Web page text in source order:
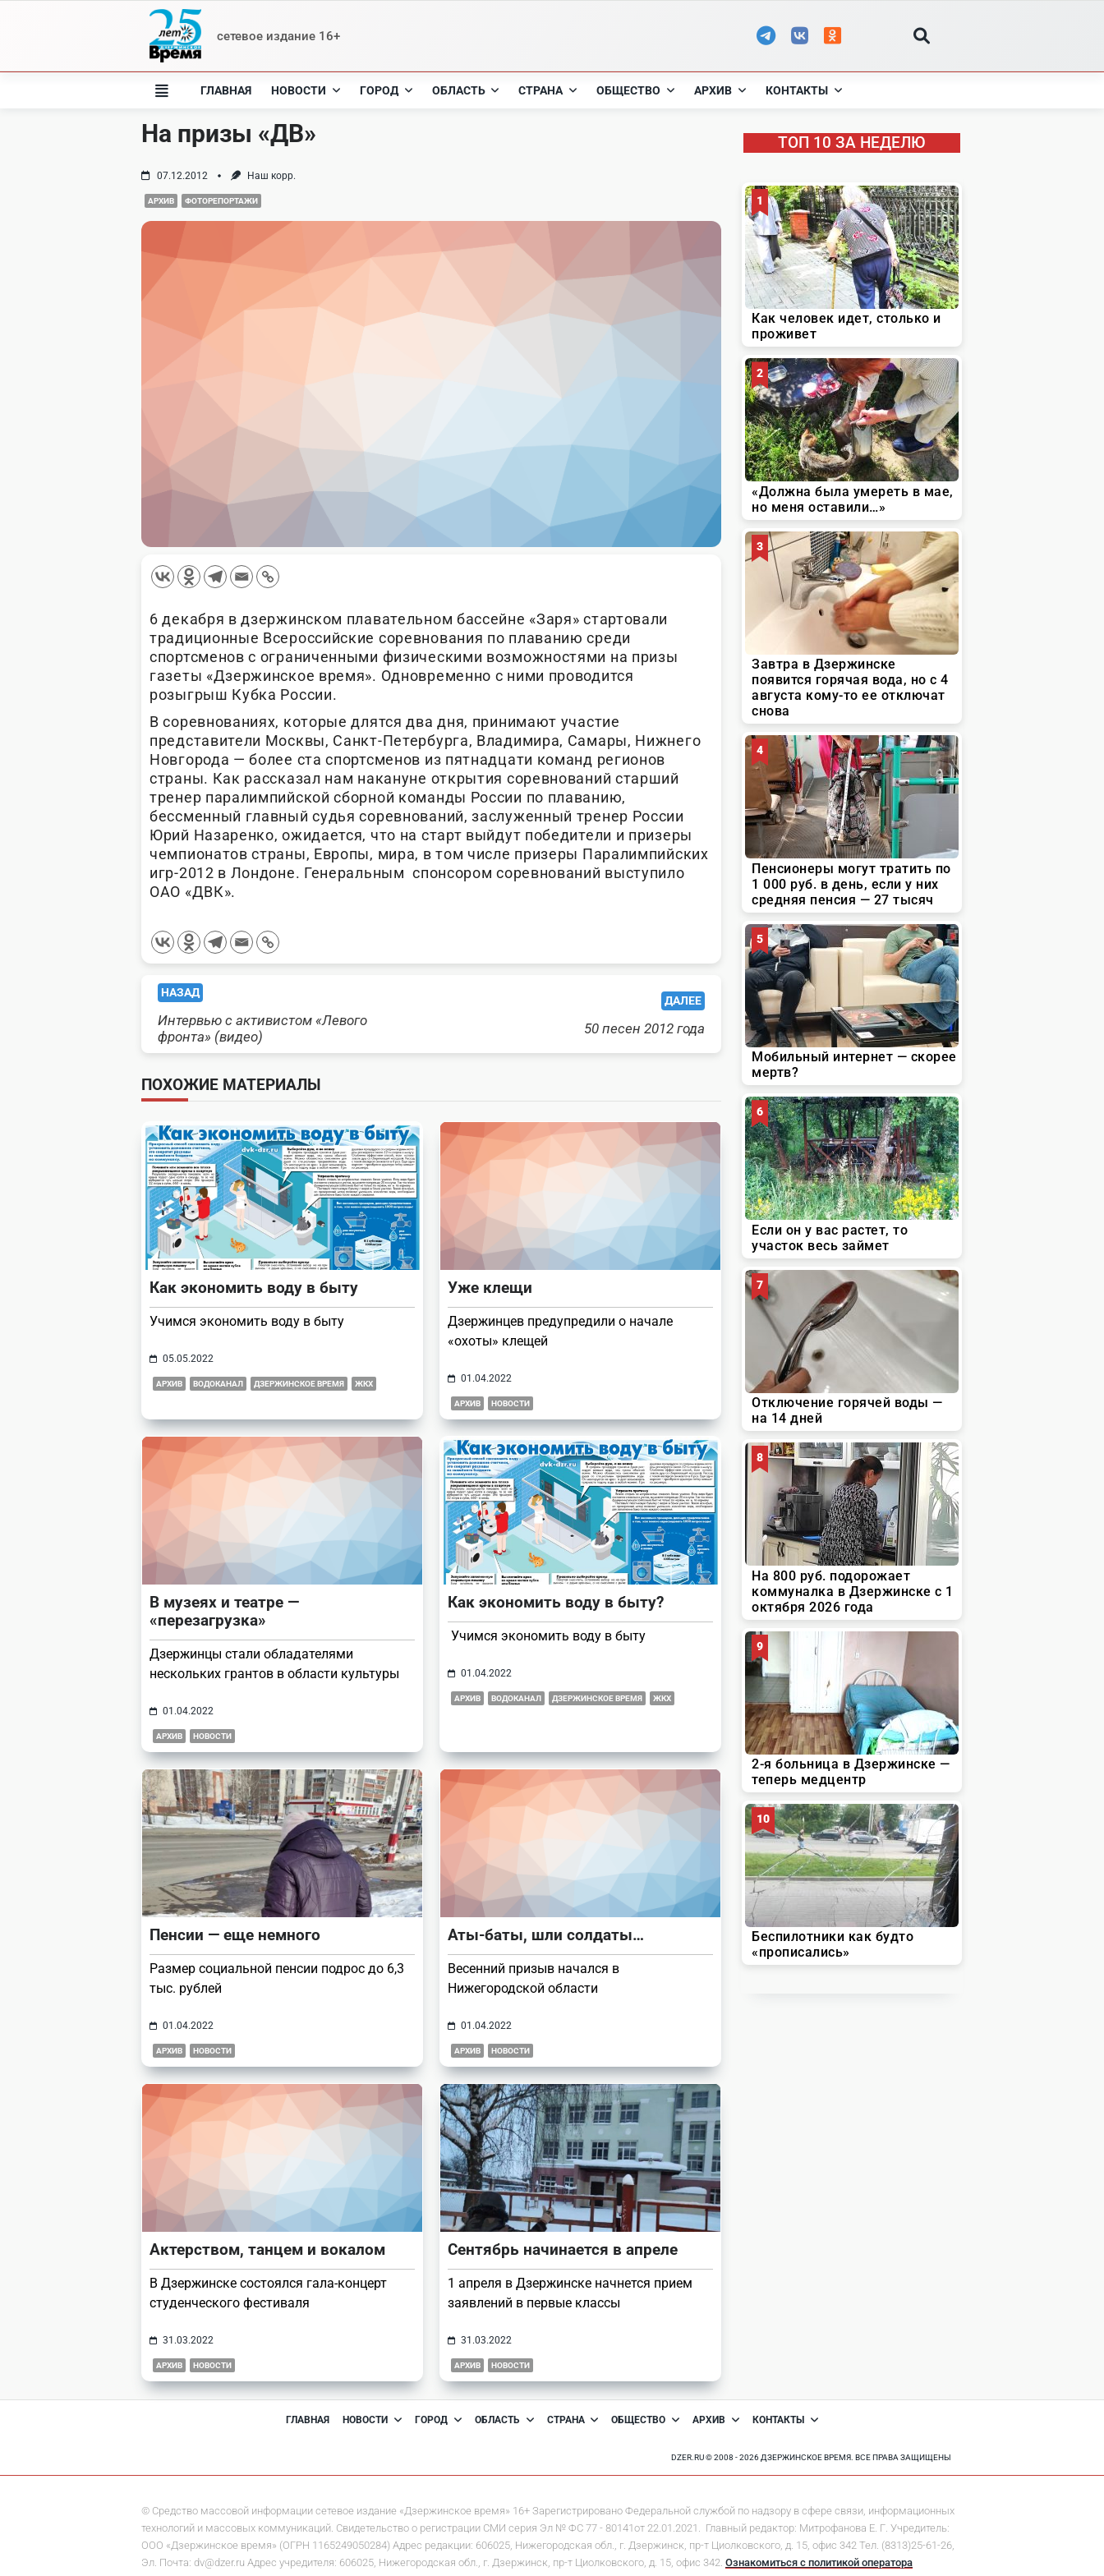
сетевое издание 16+
ГЛАВНАЯ НОВОСТИ ГОРОД ОБЛАСТЬ СТРАНА ОБЩЕСТВО АРХИВ КОНТАКТЫ
На призы «ДВ»
07.12.2012 Наш корр.
АРХИВ ФОТОРЕПОРТАЖИ
6 декабря в дзержинском плавательном бассейне «Заря» стартовали
традиционные Всероссийские соревнования по плаванию среди
спортсменов с ограниченными физическими возможностями на призы
газеты «Дзержинское время». Одновременно с ними проводится
розыгрыш Кубка России.
В соревнованиях, которые длятся два дня, принимают участие
представители Москвы, Санкт-Петербурга, Владимира, Самары, Нижнего
Новгорода — более ста спортсменов из пятнадцати команд регионов
страны. Как рассказал нам накануне открытия соревнований старший
тренер паралимпийской сборной команды России по плаванию,
бессменный главный судья соревнований, заслуженный тренер России
Юрий Назаренко, ожидается, что на старт выйдут победители и призеры
чемпионатов страны, Европы, мира, в том числе призеры Паралимпийских
игр-2012 в Лондоне. Генеральным спонсором соревнований выступило
ОАО «ДВК».
<span
class="nav-
screen-
reader-
text">Page</span>
НАЗАД
Интервью с активистом «Левого
фронта» (видео)
ДАЛЕЕ
50 песен 2012 года
ПОХОЖИЕ МАТЕРИАЛЫ
Как экономить воду в быту
Учимся экономить воду в быту
05.05.2022
АРХИВ ВОДОКАНАЛ ДЗЕРЖИНСКОЕ ВРЕМЯ ЖКХ
Уже клещи
Дзержинцев предупредили о начале
«охоты» клещей
01.04.2022
АРХИВ НОВОСТИ
В музеях и театре —
«перезагрузка»
Дзержинцы стали обладателями
нескольких грантов в области культуры
01.04.2022
АРХИВ НОВОСТИ
Как экономить воду в быту?
Учимся экономить воду в быту
01.04.2022
АРХИВ ВОДОКАНАЛ ДЗЕРЖИНСКОЕ ВРЕМЯ ЖКХ
Пенсии — еще немного
Размер социальной пенсии подрос до 6,3
тыс. рублей
01.04.2022
АРХИВ НОВОСТИ
Аты-баты, шли солдаты…
Весенний призыв начался в
Нижегородской области
01.04.2022
АРХИВ НОВОСТИ
Актерством, танцем и вокалом
В Дзержинске состоялся гала-концерт
студенческого фестиваля
31.03.2022
АРХИВ НОВОСТИ
Сентябрь начинается в апреле
1 апреля в Дзержинске начнется прием
заявлений в первые классы
31.03.2022
АРХИВ НОВОСТИ
ТОП 10 ЗА НЕДЕЛЮ
ГЛАВНАЯ НОВОСТИ ГОРОД ОБЛАСТЬ СТРАНА ОБЩЕСТВО АРХИВ КОНТАКТЫ
DZER.RU © 2008 - 2026 ДЗЕРЖИНСКОЕ ВРЕМЯ. ВСЕ ПРАВА ЗАЩИЩЕНЫ
© Средство массовой информации сетевое издание «Дзержинское время» 16+ Зарегистрировано Федеральной службой по надзору в сфере связи, информационных
технологий и массовых коммуникаций. Свидетельство о регистрации СМИ серия Эл № ФС 77 - 80141от 22.01.2021. Главный редактор: Митрофанова Е. Г. Учредитель:
ООО «Дзержинское время» (ОГРН 1165249050284) Адрес редакции: 606025, Нижегородская обл., г. Дзержинск, пр-т Циолковского, д. 15, офис 342 Тел. (8313)25-61-26,
Эл. Почта: dv@dzer.ru Адрес учредителя: 606025, Нижегородская обл., г. Дзержинск, пр-т Циолковского, д. 15, офис 342. Ознакомиться с политикой оператора